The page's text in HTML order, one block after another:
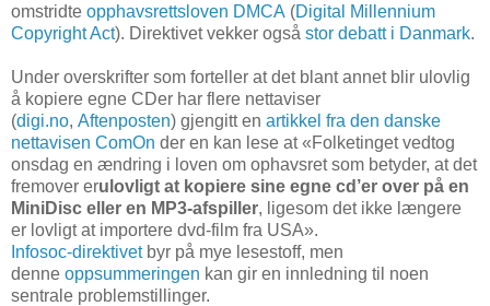
omstridte opphavsrettsloven DMCA (Digital Millennium
Copyright Act). Direktivet vekker også stor debatt i Danmark.
Under overskrifter som forteller at det blant annet blir ulovlig
å kopiere egne CDer har flere nettaviser
(digi.no, Aftenposten) gjengitt en artikkel fra den danske
nettavisen ComOn der en kan lese at «Folketinget vedtog
onsdag en ændring i loven om ophavsret som betyder, at det
fremover erulovligt at kopiere sine egne cd’er over på en
MiniDisc eller en MP3-afspiller, ligesom det ikke længere
er lovligt at importere dvd-film fra USA».
Infosoc-direktivetbyr på mye lesestoff, men
denne oppsummeringen kan gir en innledning til noen
sentrale problemstillinger.